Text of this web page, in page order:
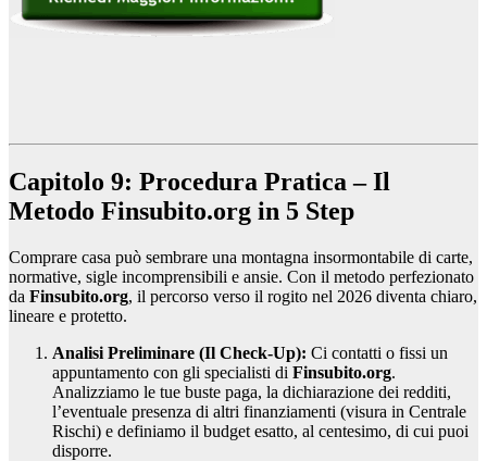
Capitolo 9: Procedura Pratica – Il
Metodo Finsubito.org in 5 Step
Comprare casa può sembrare una montagna insormontabile di carte,
normative, sigle incomprensibili e ansie. Con il metodo perfezionato
da Finsubito.org, il percorso verso il rogito nel 2026 diventa chiaro,
lineare e protetto.
Analisi Preliminare (Il Check-Up): Ci contatti o fissi un
appuntamento con gli specialisti di Finsubito.org.
Analizziamo le tue buste paga, la dichiarazione dei redditi,
l’eventuale presenza di altri finanziamenti (visura in Centrale
Rischi) e definiamo il budget esatto, al centesimo, di cui puoi
disporre.